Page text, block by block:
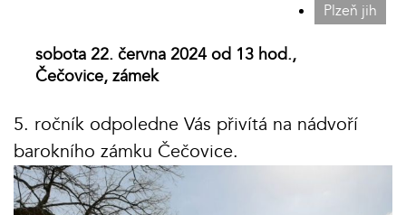
Plzeň jih
sobota 22. června 2024 od 13 hod.,
Čečovice, zámek
5. ročník odpoledne Vás přivítá na nádvoří
barokního zámku Čečovice.